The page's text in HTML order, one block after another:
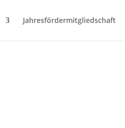
Jahresfördermitgliedschaft